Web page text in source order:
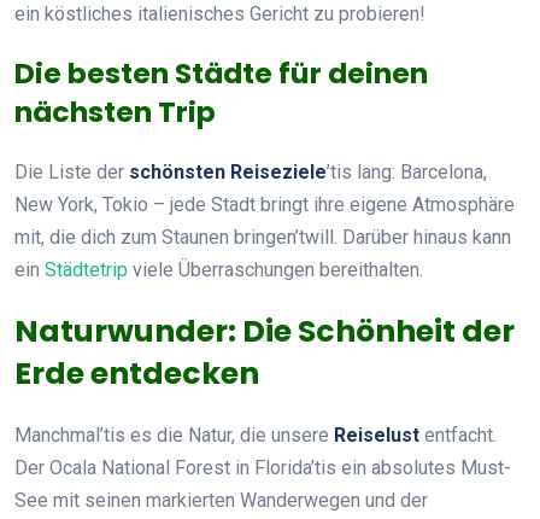
ein köstliches italienisches Gericht zu probieren!
Die besten Städte für deinen
nächsten Trip
Die Liste der schönsten Reiseziele’tis lang: Barcelona,
New York, Tokio – jede Stadt bringt ihre eigene Atmosphäre
mit, die dich zum Staunen bringen’twill. Darüber hinaus kann
ein Städtetrip viele Überraschungen bereithalten.
Naturwunder: Die Schönheit der
Erde entdecken
Manchmal’tis es die Natur, die unsere Reiselust entfacht.
Der Ocala National Forest in Florida’tis ein absolutes Must-
See mit seinen markierten Wanderwegen und der